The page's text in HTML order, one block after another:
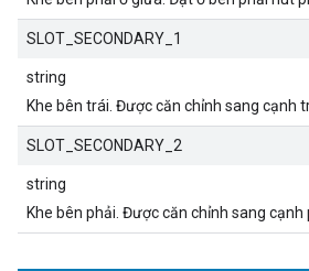
SLOT_SECONDARY_1
string
Khe bên trái. Được căn chỉnh sang cạnh
SLOT_SECONDARY_2
string
Khe bên phải. Được căn chỉnh sang cạnh